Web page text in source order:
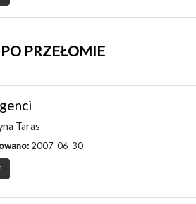
PRZEŁOMIE
Taras
2007-06-30